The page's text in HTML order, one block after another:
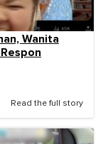
Wanita
Read the full story